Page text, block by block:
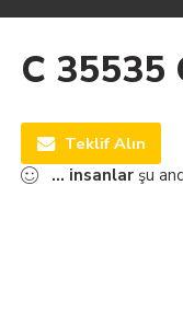
C 35535
Teklif Alın
... insanlar şu